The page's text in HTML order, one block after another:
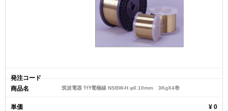
筑波電器 ﾜｲﾔ電極線 NSBW-H φ0.10mm 3KgX4巻
¥ 0